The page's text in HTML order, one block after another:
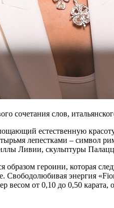
сочетания слов,
естественную
лепестками – символ
Ливии, скульптуры
образом героини, которая
Свободолюбивая энергия
весом от 0,10 до 0,50